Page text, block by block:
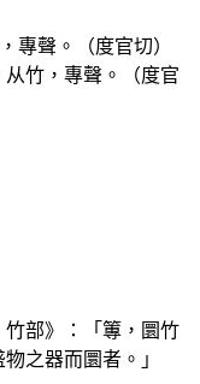
專聲。（度官切）
从竹，專聲。（度官
竹部》：「篿，圜竹
之器而圜者。」